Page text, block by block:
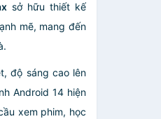
sở hữu thiết kế
mẽ, mang đến
độ sáng cao lên
Android 14 hiện
xem phim, học